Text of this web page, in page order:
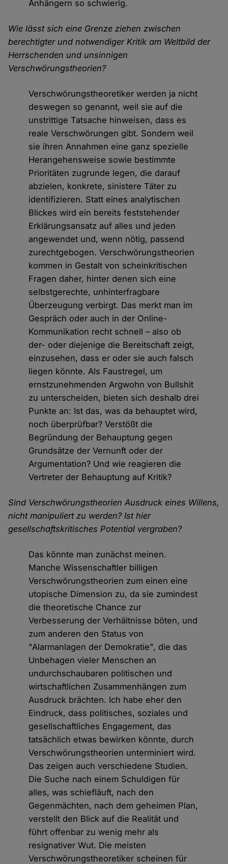
Anhängern so schwierig.
Wie lässt sich eine Grenze ziehen zwischen
berechtigter und notwendiger Kritik am Weltbild der
Herrschenden und unsinnigen
Verschwörungstheorien?
Verschwörungstheoretiker werden ja nicht
deswegen so genannt, weil sie auf die
unstrittige Tatsache hinweisen, dass es
reale Verschwörungen gibt. Sondern weil
sie ihren Annahmen eine ganz spezielle
Herangehensweise sowie bestimmte
Prioritäten zugrunde legen, die darauf
abzielen, konkrete, sinistere Täter zu
identifizieren. Statt eines analytischen
Blickes wird ein bereits feststehender
Erklärungsansatz auf alles und jeden
angewendet und, wenn nötig, passend
zurechtgebogen. Verschwörungstheorien
kommen in Gestalt von scheinkritischen
Fragen daher, hinter denen sich eine
selbstgerechte, unhinterfragbare
Überzeugung verbirgt. Das merkt man im
Gespräch oder auch in der Online-
Kommunikation recht schnell – also ob
der- oder diejenige die Bereitschaft zeigt,
einzusehen, dass er oder sie auch falsch
liegen könnte. Als Faustregel, um
ernstzunehmenden Argwohn von Bullshit
zu unterscheiden, bieten sich deshalb drei
Punkte an: Ist das, was da behauptet wird,
noch überprüfbar? Verstößt die
Begründung der Behauptung gegen
Grundsätze der Vernunft oder der
Argumentation? Und wie reagieren die
Vertreter der Behauptung auf Kritik?
Sind Verschwörungstheorien Ausdruck eines Willens,
nicht manipuliert zu werden? Ist hier
gesellschaftskritisches Potential vergraben?
Das könnte man zunächst meinen.
Manche Wissenschaftler billigen
Verschwörungstheorien zum einen eine
utopische Dimension zu, da sie zumindest
die theoretische Chance zur
Verbesserung der Verhältnisse böten, und
zum anderen den Status von
"Alarmanlagen der Demokratie", die das
Unbehagen vieler Menschen an
undurchschaubaren politischen und
wirtschaftlichen Zusammenhängen zum
Ausdruck brächten. Ich habe eher den
Eindruck, dass politisches, soziales und
gesellschaftliches Engagement, das
tatsächlich etwas bewirken könnte, durch
Verschwörungstheorien unterminiert wird.
Das zeigen auch verschiedene Studien.
Die Suche nach einem Schuldigen für
alles, was schiefläuft, nach den
Gegenmächten, nach dem geheimen Plan,
verstellt den Blick auf die Realität und
führt offenbar zu wenig mehr als
resignativer Wut. Die meisten
Verschwörungstheoretiker scheinen für